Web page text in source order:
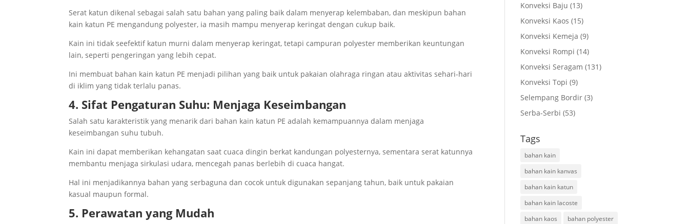
Serat katun dikenal sebagai salah satu bahan yang paling baik dalam menyerap kelembaban, dan meskipun bahan
kain katun PE mengandung polyester, ia masih mampu menyerap keringat dengan cukup baik.
Kain ini tidak seefektif katun murni dalam menyerap keringat, tetapi campuran polyester memberikan keuntungan
lain, seperti pengeringan yang lebih cepat.
Ini membuat bahan kain katun PE menjadi pilihan yang baik untuk pakaian olahraga ringan atau aktivitas sehari-hari
di iklim yang tidak terlalu panas.
4. Sifat Pengaturan Suhu: Menjaga Keseimbangan
Salah satu karakteristik yang menarik dari bahan kain katun PE adalah kemampuannya dalam menjaga
keseimbangan suhu tubuh.
Kain ini dapat memberikan kehangatan saat cuaca dingin berkat kandungan polyesternya, sementara serat katunnya
membantu menjaga sirkulasi udara, mencegah panas berlebih di cuaca hangat.
Hal ini menjadikannya bahan yang serbaguna dan cocok untuk digunakan sepanjang tahun, baik untuk pakaian
kasual maupun formal.
5. Perawatan yang Mudah
Konveksi Baju (13)
Konveksi Kaos (15)
Konveksi Kemeja (9)
Konveksi Rompi (14)
Konveksi Seragam (131)
Konveksi Topi (9)
Selempang Bordir (3)
Serba-Serbi (53)
Tags
bahan kain
bahan kain kanvas
bahan kain katun
bahan kain lacoste
bahan kaos
bahan polyester